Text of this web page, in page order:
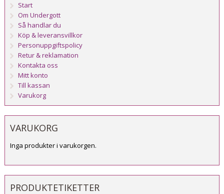
Start
Om Undergott
Så handlar du
Köp & leveransvillkor
Personuppgiftspolicy
Retur & reklamation
Kontakta oss
Mitt konto
Till kassan
Varukorg
VARUKORG
Inga produkter i varukorgen.
PRODUKTETIKETTER